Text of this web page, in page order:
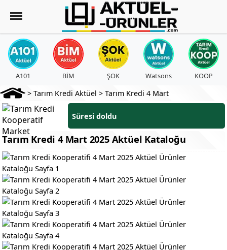
A101 BİM ŞOK Watsons KOOP
> Tarım Kredi Aktüel > Tarım Kredi 4 Mart
Süresi doldu
Tarım Kredi 4 Mart 2025 Aktüel Kataloğu